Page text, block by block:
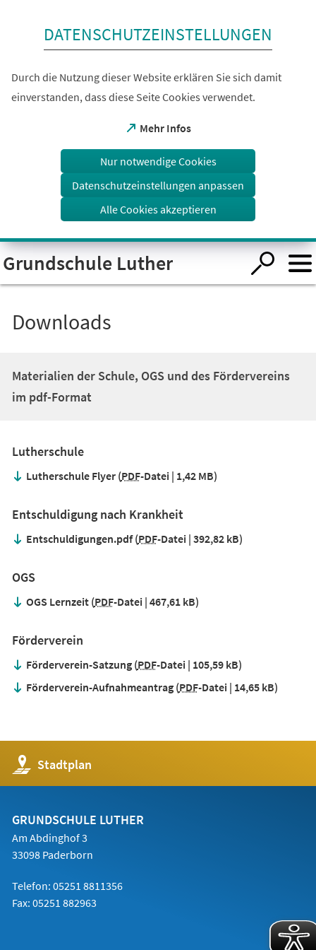
Visuelle
Assistenzsoftware
öffnen.
DATENSCHUTZEINSTELLUNGEN
Durch die Nutzung dieser Website erklären Sie sich damit
einverstanden, dass diese Seite Cookies verwendet.
Mehr Infos
(Öffnet
einem
Tab)
Nur notwendige Cookies
Datenschutzeinstellungen anpassen
Alle Cookies akzeptieren
Grundschule Luther
Downloads
Materialien der Schule, OGS und des Fördervereins
im pdf-Format
Lutherschule
Lutherschule Flyer PDF-Datei 1,42 MB
Entschuldigung nach Krankheit
Entschuldigungen.pdf PDF-Datei 392,82 kB
OGS
OGS Lernzeit PDF-Datei 467,61 kB
Förderverein
Förderverein-Satzung PDF-Datei 105,59 kB
Förderverein-Aufnahmeantrag PDF-Datei 14,65 kB
Stadtplan
(Öffnet
in
einem
Tab)
GRUNDSCHULE LUTHER
Am Abdinghof 3
33098 Paderborn
Telefon: 05251 8811356
Fax: 05251 882963